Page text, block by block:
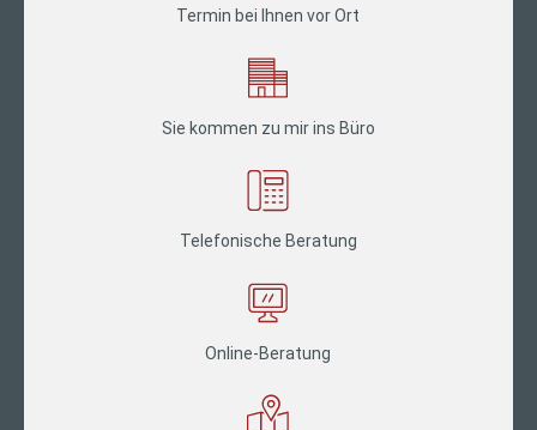
Termin bei Ihnen vor Ort
Sie kommen zu mir ins Büro
Telefonische Beratung
Online-Beratung